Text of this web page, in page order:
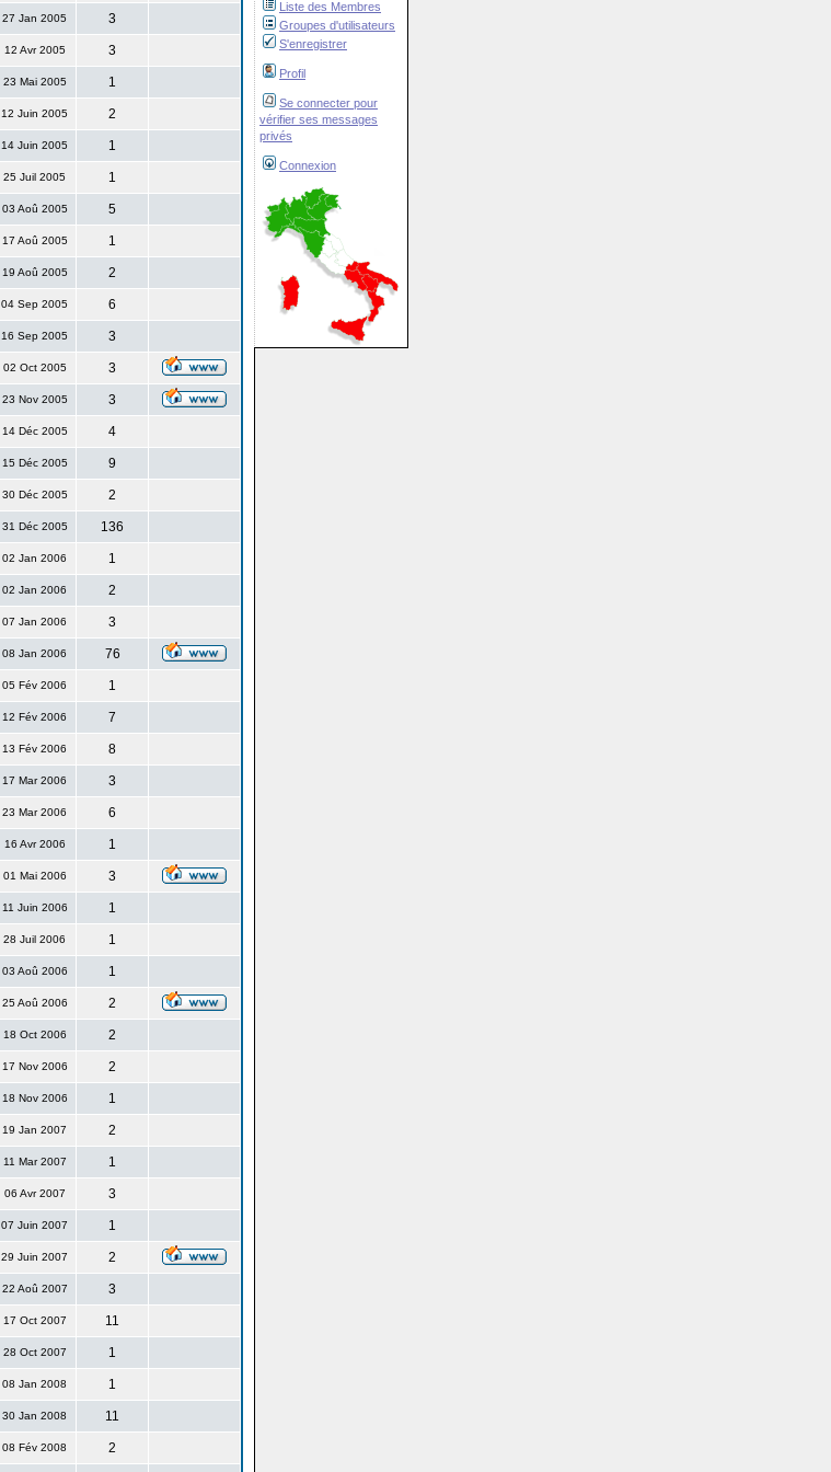
Liste des Membres
Groupes d'utilisateurs
S'enregistrer
Profil
Se connecter pour
vérifier ses messages
privés
Connexion
27 Jan 2005 3
12 Avr 2005 3
23 Mai 2005 1
12 Juin 2005 2
14 Juin 2005 1
25 Juil 2005 1
03 Aoû 2005 5
17 Aoû 2005 1
19 Aoû 2005 2
04 Sep 2005 6
16 Sep 2005 3
02 Oct 2005 3
23 Nov 2005 3
14 Déc 2005 4
15 Déc 2005 9
30 Déc 2005 2
31 Déc 2005 136
02 Jan 2006 1
02 Jan 2006 2
07 Jan 2006 3
08 Jan 2006 76
05 Fév 2006 1
12 Fév 2006 7
13 Fév 2006 8
17 Mar 2006 3
23 Mar 2006 6
16 Avr 2006 1
01 Mai 2006 3
11 Juin 2006 1
28 Juil 2006 1
03 Aoû 2006 1
25 Aoû 2006 2
18 Oct 2006 2
17 Nov 2006 2
18 Nov 2006 1
19 Jan 2007 2
11 Mar 2007 1
06 Avr 2007 3
07 Juin 2007 1
29 Juin 2007 2
22 Aoû 2007 3
17 Oct 2007 11
28 Oct 2007 1
08 Jan 2008 1
30 Jan 2008 11
08 Fév 2008 2